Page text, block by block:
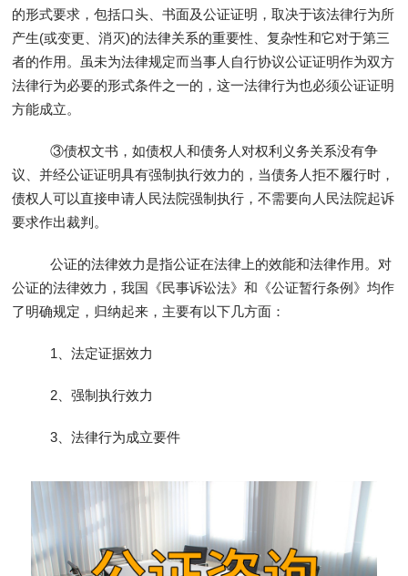
的形式要求，包括口头、书面及公证证明，取决于该法律行为所
产生(或变更、消灭)的法律关系的重要性、复杂性和它对于第三
者的作用。虽未为法律规定而当事人自行协议公证证明作为双方
法律行为必要的形式条件之一的，这一法律行为也必须公证证明
方能成立。
③债权文书，如债权人和债务人对权利义务关系没有争
议、并经公证证明具有强制执行效力的，当债务人拒不履行时，
债权人可以直接申请人民法院强制执行，不需要向人民法院起诉
要求作出裁判。
公证的法律效力是指公证在法律上的效能和法律作用。对
公证的法律效力，我国《民事诉讼法》和《公证暂行条例》均作
了明确规定，归纳起来，主要有以下几方面：
1、法定证据效力
2、强制执行效力
3、法律行为成立要件